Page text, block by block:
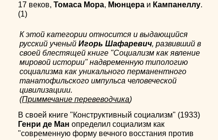
17 веков,Томаса Мора, Мюнцера и Кампанеллу.
(1)
К этой категории относится и выдающийся
русский ученыйИгорь Шафаревич, развивший в
своей блестящей книге "Социализм как явление
мировой истории" надвременную типологию
социализма как уникального перманентного
танатофильского импульса человеческой
цивилизациии.
(Приммечание перевеводчика)
В своей книге "Конструктивный социализм" (1933)
Генри де Ман определил социализм как
"современную форму вечного восстания против